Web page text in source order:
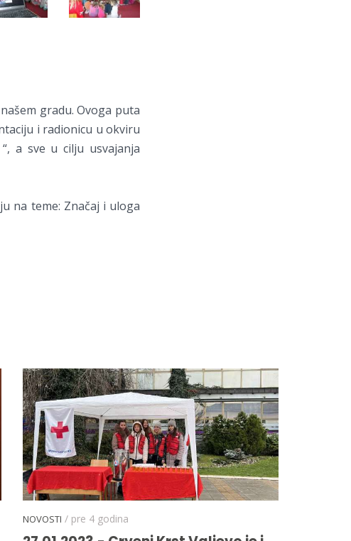
gradu. Ovoga puta
i radionicu u okviru
a sve u cilju usvajanja
na teme: Značaj i uloga
NOVOSTI / pre 4 godina